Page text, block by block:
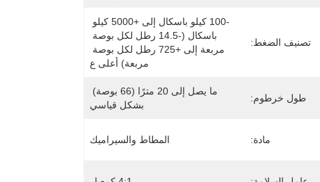
تصنيف الضغط:
مربعة) أعلى ع
طول خرطوم:
بشكل قياسي
مادة: المطاط والسيراميك